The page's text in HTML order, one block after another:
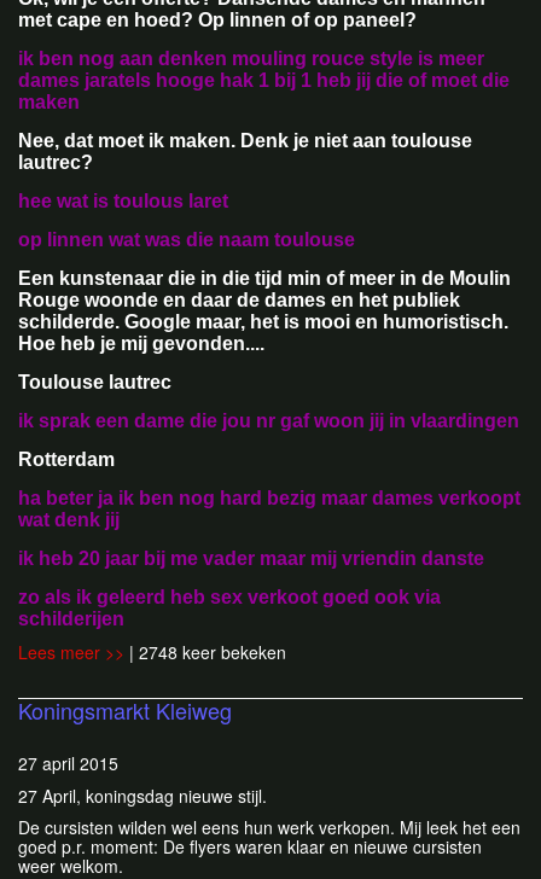
met cape en hoed? Op linnen of op paneel?
ik ben nog aan denken mouling rouce style is meer
dames jaratels hooge hak 1 bij 1 heb jij die of moet die
maken
Nee, dat moet ik maken. Denk je niet aan toulouse
lautrec?
hee wat is toulous laret
op linnen wat was die naam toulouse
Een kunstenaar die in die tijd min of meer in de Moulin
Rouge woonde en daar de dames en het publiek
schilderde. Google maar, het is mooi en humoristisch.
Hoe heb je mij gevonden....
Toulouse lautrec
ik sprak een dame die jou nr gaf woon jij in vlaardingen
Rotterdam
ha beter ja ik ben nog hard bezig maar dames verkoopt
wat denk jij
ik heb 20 jaar bij me vader maar mij vriendin danste
zo als ik geleerd heb sex verkoot goed ook via
schilderijen
Lees meer >> | 2748 keer bekeken
Koningsmarkt Kleiweg
27 april 2015
27 April, koningsdag nieuwe stijl.
De cursisten wilden wel eens hun werk verkopen. Mij leek het een
goed p.r. moment: De flyers waren klaar en nieuwe cursisten
weer welkom.